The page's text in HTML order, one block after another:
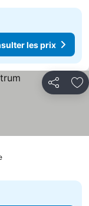
les prix
Partager